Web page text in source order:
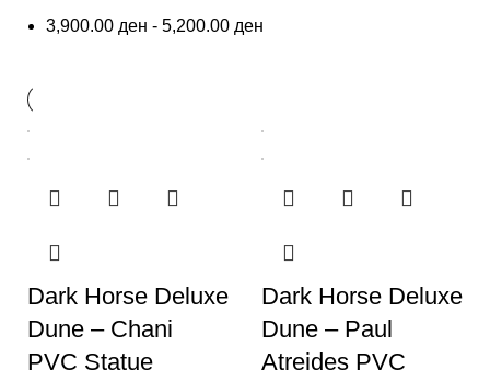
3,900.00 ден - 5,200.00 ден
Dark Horse Deluxe
Dune – Chani
PVC Statue
Dark Horse Deluxe
Dune – Paul
Atreides PVC